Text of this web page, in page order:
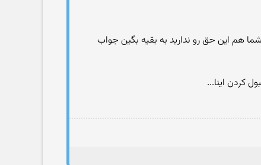
هم این حق رو ندارید به بقیه بگین جواب
کردن اینا...